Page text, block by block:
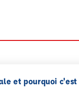
et pourquoi